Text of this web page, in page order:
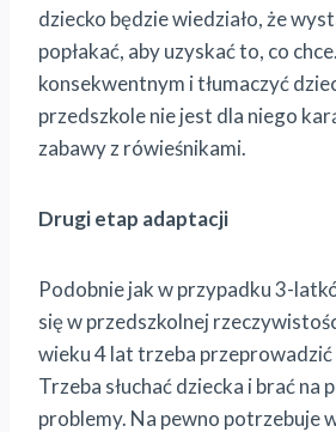
dziecko będzie wiedziało, że
popłakać, aby uzyskać to, co
konsekwentnym i tłumaczyć
przedszkole nie jest dla niego
zabawy z rówieśnikami.
Drugi etap adaptacji
Podobnie jak w przypadku 3-
się w przedszkolnej
wieku 4 lat trzeba przeprowadzić
Trzeba słuchać dziecka i brać na
problemy. Na pewno potrzebuje